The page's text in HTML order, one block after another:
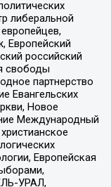
либеральной
Европейский
российский
свободы
партнерство
Евангельских
Новое
Международный
Европейская
УРАЛ,